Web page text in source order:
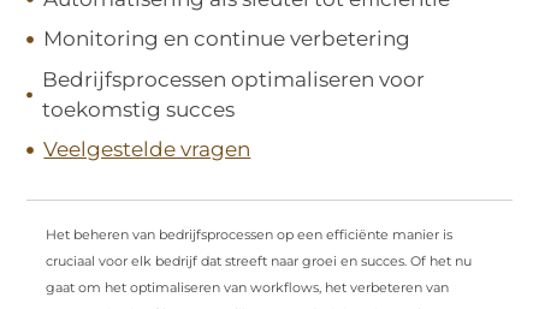
Monitoring en continue verbetering
Bedrijfsprocessen optimaliseren voor
toekomstig succes
Veelgestelde vragen
Het beheren van bedrijfsprocessen op een efficiënte manier is
cruciaal voor elk bedrijf dat streeft naar groei en succes. Of het nu
gaat om het optimaliseren van workflows, het verbeteren van